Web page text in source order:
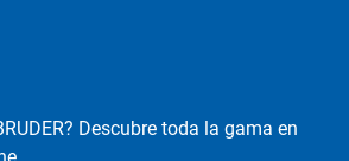
Descubre toda la gama en